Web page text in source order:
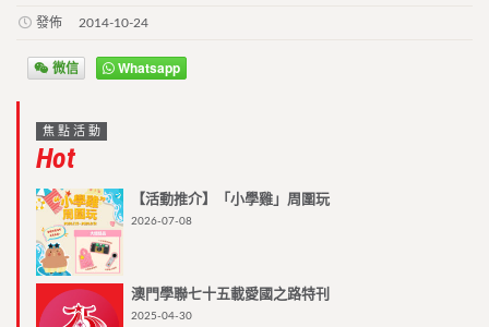
發佈 2014-10-24
微信 Whatsapp
焦點活動
Hot
【活動推介】「小學雞」周圍玩
2026-07-08
澳門學聯七十五載愛國之路特刊
2025-04-30